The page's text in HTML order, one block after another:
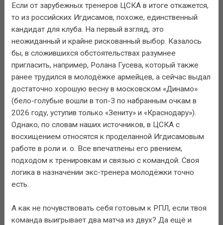
Если от зарубежных тренеров ЦСКА в итоге откажется,
то из российских Игдисамов, похоже, единственный
кандидат для клуба. На первый взгляд, это
неожиданный и крайне рискованный выбор. Казалось
бы, в сложившихся обстоятельствах разумнее
пригласить, например, Ролана Гусева, который также
ранее трудился в молодёжке армейцев, а сейчас выдал
достаточно хорошую весну в московском «Динамо»
(бело-голубые вошли в топ-3 по набранным очкам в
2026 году, уступив только «Зениту» и «Краснодару»).
Однако, по словам наших источников, в ЦСКА с
восхищением относятся к проделанной Игдисамовым
работе в роли и. о. Все впечатлены его рвением,
подходом к тренировкам и связью с командой. Своя
логика в назначении экс-тренера молодёжки точно
есть.
А как не почувствовать себя готовым к РПЛ, если твоя
команда выигрывает два матча из двух? Да ещё и